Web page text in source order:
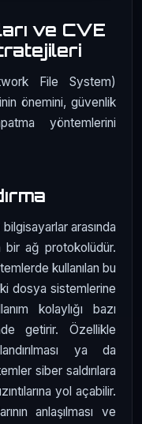
ve CVE
File System)
önemini, güvenlik
yöntemlerini
arasında
bir ağ protokolüdür.
kullanılan bu
dosya sistemlerine
kolaylığı bazı
getirir. Özellikle
ya da
siber saldırılara
yol açabilir.
anlaşılması ve